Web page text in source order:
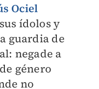
Ociel
ídolos y
guardia de
negade a
género
no